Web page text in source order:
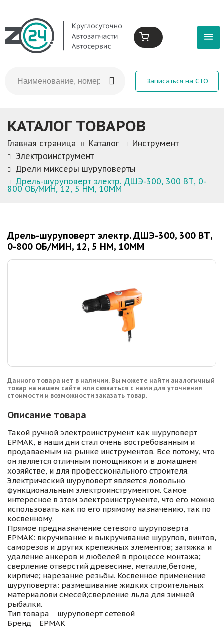
Записаться на СТО
КАТАЛОГ ТОВАРОВ
Главная страница Каталог
Инструмент
Электроинструмент
Дрели миксеры шуруповерты
Дрель-шуруповерт электр. ДШЭ-300, 300 ВТ, 0-
800 ОБ/МИН, 12, 5 НМ, 10ММ
Дрель-шуруповерт электр. ДШЭ-300, 300 ВТ,
0-800 ОБ/МИН, 12, 5 НМ, 10ММ
Данного товара нет в наличии. Вы можете найти аналогичный
товар на нашем сайте или связаться с нами для уточнения
стоимости и возможности заказать товар.
Описание товара
Такой ручной электроинструмент как шуруповерт
ЕРМАК, в наши дни стал очень востребованным и
продаваемым на рынке инструментов. Все потому, что
он является отличным помощником и в домашнем
хозяйстве, и для профессионального строителя.
Электрический шуруповерт является довольно
функциональным электроинструментом. Самое
интересное в этом электроинструменте, что его можно
использовать как по его прямому назначению, так по
косвенному.
Прямое предназначение сетевого шуруповерта
ЕРМАК: вкручивание и выкручивание шурупов, винтов,
саморезов и других крепежных элементов; затяжка и
удаление анкеров и дюбелей в процессе монтажа;
сверление отверстий древесине, металле,бетоне,
кирпиче; нарезание резьбы. Косвенное применение
шуруповерта: размешивание жидких строительных
материалови смесей;сверление льда для зимней
рыбалки.
Тип товара шуруповерт сетевой
Бренд ЕРМАК